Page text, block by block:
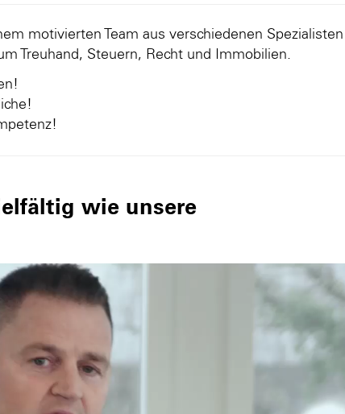
motivierten Team aus verschiedenen Spezialisten
Treuhand, Steuern, Recht und Immobilien.
wie unsere